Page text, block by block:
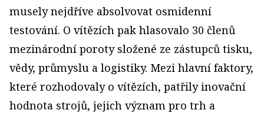
musely nejdříve absolvovat osmidenní
testování. O vítězích pak hlasovalo 30 členů
mezinárodní poroty složené ze zástupců tisku,
vědy, průmyslu a logistiky. Mezi hlavní faktory,
které rozhodovaly o vítězích, patřily inovační
hodnota strojů, jejich význam pro trh a